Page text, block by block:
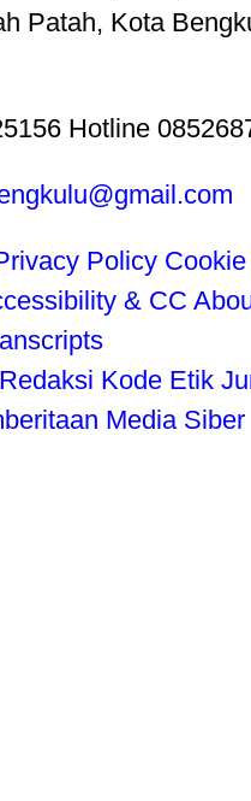
Patah, Kota
Hotline
Policy
& CC
Redaksi Kode Etik
Media Siber